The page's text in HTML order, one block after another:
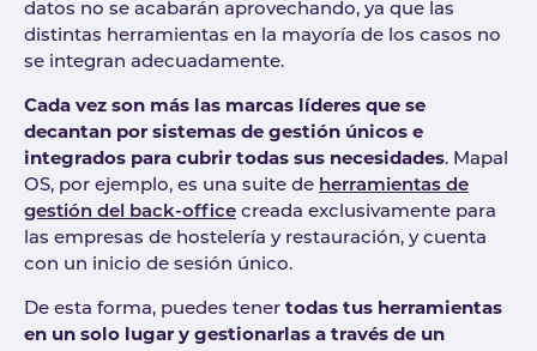
datos no se acabarán aprovechando, ya que las
distintas herramientas en la mayoría de los casos no
se integran adecuadamente.
Cada vez son más las marcas líderes que se
decantan por sistemas de gestión únicos e
integrados para cubrir todas sus necesidades. Mapal
OS, por ejemplo, es una suite de herramientas de
gestión del back-office creada exclusivamente para
las empresas de hostelería y restauración, y cuenta
con un inicio de sesión único.
De esta forma, puedes tener todas tus herramientas
en un solo lugar y gestionarlas a través de un